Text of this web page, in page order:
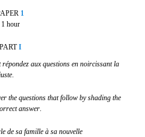
1
1 hour
PARTI
répondez aux questions en noircissant la
the questions that follow by shading the
answer
de sa famille à sa nouvelle